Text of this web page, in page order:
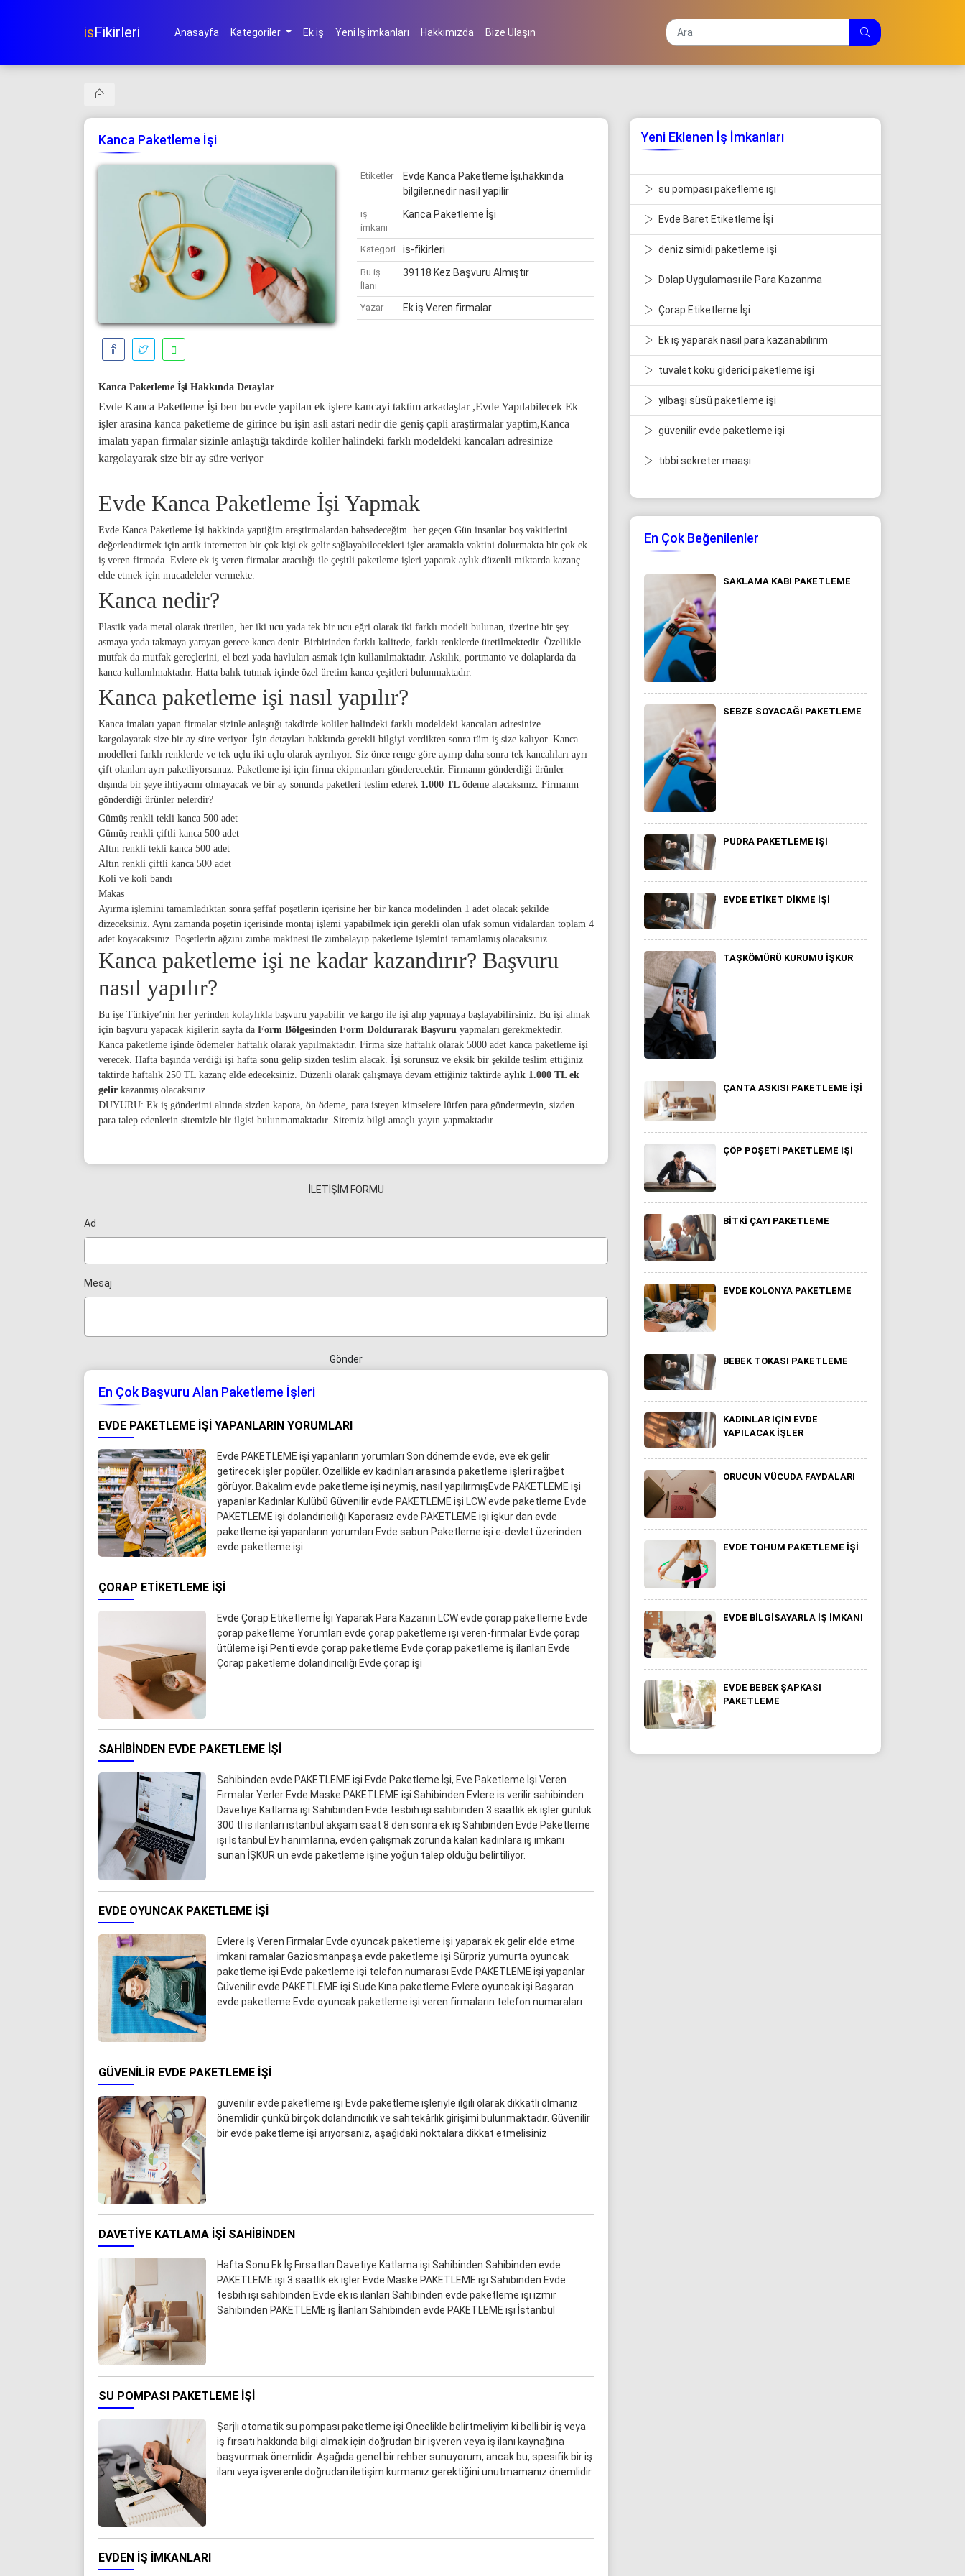
isFikirleri Anasayfa Kategoriler Ek iş Yeni İş imkanları Hakkımızda Bize Ulaşın
Kanca Paketleme İşi
Etiketler
Evde Kanca Paketleme İşi,hakkinda
bilgiler,nedir nasil yapilir
iş
imkanı
Kanca Paketleme İşi
Kategori is-fikirleri
Bu iş
İlanı
39118 Kez Başvuru Almıştır
Yazar Ek iş Veren firmalar
Kanca Paketleme İşi Hakkında Detaylar
Evde Kanca Paketleme İşi ben bu evde yapilan ek işlere kancayi taktim arkadaşlar ,Evde Yapılabilecek Ek
işler arasina kanca paketleme de girince bu işin asli astari nedir die geniş çapli araştirmalar yaptim,Kanca
imalatı yapan firmalar sizinle anlaştığı takdirde koliler halindeki farklı modeldeki kancaları adresinize
kargolayarak size bir ay süre veriyor
Evde Kanca Paketleme İşi Yapmak
Evde Kanca Paketleme İşi hakkinda yaptiğim araştirmalardan bahsedeceğim..her geçen Gün insanlar boş vakitlerini
değerlendirmek için artik internetten bir çok kişi ek gelir sağlayabilecekleri işler aramakla vaktini dolurmakta.bir çok ek
iş veren firmada Evlere ek iş veren firmalar aracılığı ile çeşitli paketleme işleri yaparak aylık düzenli miktarda kazanç
elde etmek için mucadeleler vermekte.
Kanca nedir?
Plastik yada metal olarak üretilen, her iki ucu yada tek bir ucu eğri olarak iki farklı modeli bulunan, üzerine bir şey
asmaya yada takmaya yarayan gerece kanca denir. Birbirinden farklı kalitede, farklı renklerde üretilmektedir. Özellikle
mutfak da mutfak gereçlerini, el bezi yada havluları asmak için kullanılmaktadır. Askılık, portmanto ve dolaplarda da
kanca kullanılmaktadır. Hatta balık tutmak içinde özel üretim kanca çeşitleri bulunmaktadır.
Kanca paketleme işi nasıl yapılır?
Kanca imalatı yapan firmalar sizinle anlaştığı takdirde koliler halindeki farklı modeldeki kancaları adresinize
kargolayarak size bir ay süre veriyor. İşin detayları hakkında gerekli bilgiyi verdikten sonra tüm iş size kalıyor. Kanca
modelleri farklı renklerde ve tek uçlu iki uçlu olarak ayrılıyor. Siz önce renge göre ayırıp daha sonra tek kancalıları ayrı
çift olanları ayrı paketliyorsunuz. Paketleme işi için firma ekipmanları gönderecektir. Firmanın gönderdiği ürünler
dışında bir şeye ihtiyacını olmayacak ve bir ay sonunda paketleri teslim ederek 1.000 TL ödeme alacaksınız. Firmanın
gönderdiği ürünler nelerdir?
Gümüş renkli tekli kanca 500 adet
Gümüş renkli çiftli kanca 500 adet
Altın renkli tekli kanca 500 adet
Altın renkli çiftli kanca 500 adet
Koli ve koli bandı
Makas
Ayırma işlemini tamamladıktan sonra şeffaf poşetlerin içerisine her bir kanca modelinden 1 adet olacak şekilde
dizeceksiniz. Aynı zamanda poşetin içerisinde montaj işlemi yapabilmek için gerekli olan ufak somun vidalardan toplam 4
adet koyacaksınız. Poşetlerin ağzını zımba makinesi ile zımbalayıp paketleme işlemini tamamlamış olacaksınız.
Kanca paketleme işi ne kadar kazandırır? Başvuru
nasıl yapılır?
Bu işe Türkiye’nin her yerinden kolaylıkla başvuru yapabilir ve kargo ile işi alıp yapmaya başlayabilirsiniz. Bu işi almak
için başvuru yapacak kişilerin sayfa da Form Bölgesinden Form Doldurarak Başvuru yapmaları gerekmektedir.
Kanca paketleme işinde ödemeler haftalık olarak yapılmaktadır. Firma size haftalık olarak 5000 adet kanca paketleme işi
verecek. Hafta başında verdiği işi hafta sonu gelip sizden teslim alacak. İşi sorunsuz ve eksik bir şekilde teslim ettiğiniz
taktirde haftalık 250 TL kazanç elde edeceksiniz. Düzenli olarak çalışmaya devam ettiğiniz taktirde aylık 1.000 TL ek
gelir kazanmış olacaksınız.
DUYURU: Ek iş gönderimi altında sizden kapora, ön ödeme, para isteyen kimselere lütfen para göndermeyin, sizden
para talep edenlerin sitemizle bir ilgisi bulunmamaktadır. Sitemiz bilgi amaçlı yayın yapmaktadır.
İLETİŞİM FORMU
Ad
Mesaj
Gönder
En Çok Başvuru Alan Paketleme İşleri
EVDE PAKETLEME IŞI YAPANLARIN YORUMLARI
Evde PAKETLEME işi yapanların yorumları Son dönemde evde, eve ek gelir
getirecek işler popüler. Özellikle ev kadınları arasında paketleme işleri rağbet
görüyor. Bakalım evde paketleme işi neymiş, nasıl yapılırmışEvde PAKETLEME işi
yapanlar Kadınlar Kulübü Güvenilir evde PAKETLEME işi LCW evde paketleme Evde
PAKETLEME işi dolandırıcılığı Kaporasız evde PAKETLEME işi işkur dan evde
paketleme işi yapanların yorumları Evde sabun Paketleme işi e-devlet üzerinden
evde paketleme işi
ÇORAP ETIKETLEME İŞI
Evde Çorap Etiketleme İşi Yaparak Para Kazanın LCW evde çorap paketleme Evde
çorap paketleme Yorumları evde çorap paketleme işi veren-firmalar Evde çorap
ütüleme işi Penti evde çorap paketleme Evde çorap paketleme iş ilanları Evde
Çorap paketleme dolandırıcılığı Evde çorap işi
SAHIBINDEN EVDE PAKETLEME IŞI
Sahibinden evde PAKETLEME işi Evde Paketleme İşi, Eve Paketleme İşi Veren
Firmalar Yerler Evde Maske PAKETLEME işi Sahibinden Evlere is verilir sahibinden
Davetiye Katlama işi Sahibinden Evde tesbih işi sahibinden 3 saatlik ek işler günlük
300 tl is ilanları istanbul akşam saat 8 den sonra ek iş Sahibinden Evde Paketleme
işi İstanbul Ev hanımlarına, evden çalışmak zorunda kalan kadınlara iş imkanı
sunan İŞKUR un evde paketleme işine yoğun talep olduğu belirtiliyor.
EVDE OYUNCAK PAKETLEME IŞI
Evlere İş Veren Firmalar Evde oyuncak paketleme işi yaparak ek gelir elde etme
imkani ramalar Gaziosmanpaşa evde paketleme işi Sürpriz yumurta oyuncak
paketleme işi Evde paketleme işi telefon numarası Evde PAKETLEME işi yapanlar
Güvenilir evde PAKETLEME işi Sude Kına paketleme Evlere oyuncak işi Başaran
evde paketleme Evde oyuncak paketleme işi veren firmaların telefon numaraları
GÜVENILIR EVDE PAKETLEME IŞI
güvenilir evde paketleme işi Evde paketleme işleriyle ilgili olarak dikkatli olmanız
önemlidir çünkü birçok dolandırıcılık ve sahtekârlık girişimi bulunmaktadır. Güvenilir
bir evde paketleme işi arıyorsanız, aşağıdaki noktalara dikkat etmelisiniz
DAVETIYE KATLAMA IŞI SAHIBINDEN
Hafta Sonu Ek İş Fırsatları Davetiye Katlama işi Sahibinden Sahibinden evde
PAKETLEME işi 3 saatlik ek işler Evde Maske PAKETLEME işi Sahibinden Evde
tesbih işi sahibinden Evde ek is ilanları Sahibinden evde paketleme işi izmir
Sahibinden PAKETLEME iş İlanları Sahibinden evde PAKETLEME işi İstanbul
SU POMPASI PAKETLEME IŞI
Şarjlı otomatik su pompası paketleme işi Öncelikle belirtmeliyim ki belli bir iş veya
iş fırsatı hakkında bilgi almak için doğrudan bir işveren veya iş ilanı kaynağına
başvurmak önemlidir. Aşağıda genel bir rehber sunuyorum, ancak bu, spesifik bir iş
ilanı veya işverenle doğrudan iletişim kurmanız gerektiğini unutmamanız önemlidir.
EVDEN IŞ IMKANLARI
Yeni Eklenen İş İmkanları
su pompası paketleme işi
Evde Baret Etiketleme İşi
deniz simidi paketleme işi
Dolap Uygulaması ile Para Kazanma
Çorap Etiketleme İşi
Ek iş yaparak nasıl para kazanabilirim
tuvalet koku giderici paketleme işi
yılbaşı süsü paketleme işi
güvenilir evde paketleme işi
tıbbi sekreter maaşı
En Çok Beğenilenler
SAKLAMA KABI PAKETLEME
SEBZE SOYACAĞI PAKETLEME
PUDRA PAKETLEME İŞI
EVDE ETIKET DIKME İŞI
TAŞKÖMÜRÜ KURUMU IŞKUR
ÇANTA ASKISI PAKETLEME İŞI
ÇÖP POŞETI PAKETLEME İŞI
BITKI ÇAYI PAKETLEME
EVDE KOLONYA PAKETLEME
BEBEK TOKASI PAKETLEME
KADINLAR IÇIN EVDE
YAPILACAK IŞLER
ORUCUN VÜCUDA FAYDALARI
EVDE TOHUM PAKETLEME IŞI
EVDE BILGISAYARLA IŞ IMKANI
EVDE BEBEK ŞAPKASI
PAKETLEME